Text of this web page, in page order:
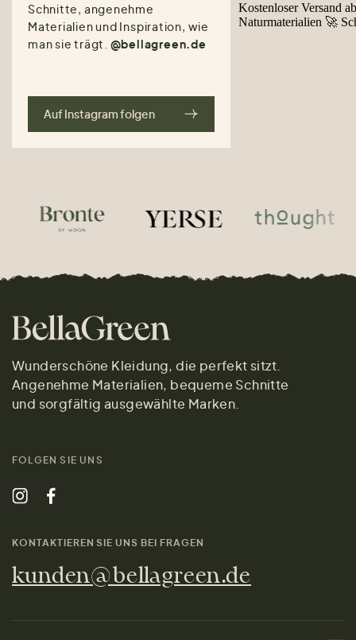
Schnitte, angenehme
Materialien und Inspiration, wie
man sie trägt. @bellagreen.de
Auf Instagram folgen
Wunderschöne Kleidung, die perfekt sitzt.
Angenehme Materialien, bequeme Schnitte
und sorgfältig ausgewählte Marken.
FOLGEN SIE UNS
KONTAKTIEREN SIE UNS BEI FRAGEN
kunden@bellagreen.de